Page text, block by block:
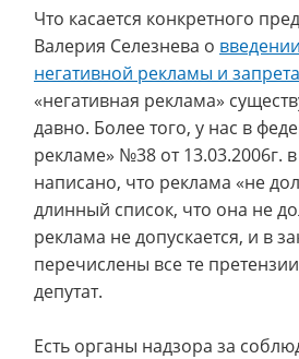
Что касается конкретного
Валерия Селезнева о
негативной рекламы и
«негативная реклама»
давно. Более того, у нас в
рекламе» №38 от 13.03.2006г. в
написано, что реклама «не
длинный список, что она не
реклама не допускается, и в
перечислены все те
депутат.
Есть органы надзора за